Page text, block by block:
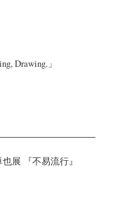
Drawing.」
展 『不易流行』